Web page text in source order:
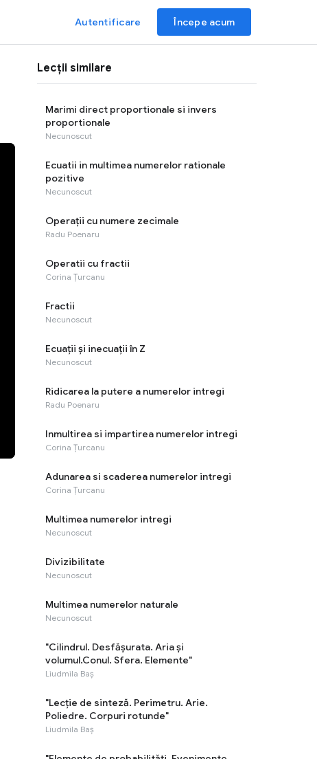
Autentificare Începe acum
Lecții similare
Marimi direct proportionale si invers
proportionale
Necunoscut
Ecuatii in multimea numerelor rationale
pozitive
Necunoscut
Operaţii cu numere zecimale
Radu Poenaru
Operatii cu fractii
Corina Țurcanu
Fractii
Necunoscut
Ecuații și inecuații în Z
Necunoscut
Ridicarea la putere a numerelor intregi
Radu Poenaru
Inmultirea si impartirea numerelor intregi
Corina Țurcanu
Adunarea si scaderea numerelor intregi
Corina Țurcanu
Multimea numerelor intregi
Necunoscut
Divizibilitate
Necunoscut
Multimea numerelor naturale
Necunoscut
"Cilindrul. Desfășurata. Aria și
volumul.Conul. Sfera. Elemente"
Liudmila Baș
"Lecție de sinteză. Perimetru. Arie.
Poliedre. Corpuri rotunde"
Liudmila Baș